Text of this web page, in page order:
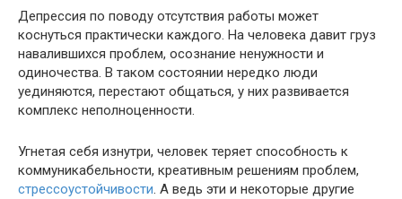
Депрессия по поводу отсутствия работы может
коснуться практически каждого. На человека давит груз
навалившихся проблем, осознание ненужности и
одиночества. В таком состоянии нередко люди
уединяются, перестают общаться, у них развивается
комплекс неполноценности.
Угнетая себя изнутри, человек теряет способность к
коммуникабельности, креативным решениям проблем,
стрессоустойчивости. А ведь эти и некоторые другие